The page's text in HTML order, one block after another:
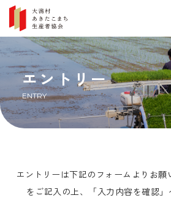
エントリー
ENTRY
エントリーは下記のフォームよりお
をご記入の上、「入力内容を確認」